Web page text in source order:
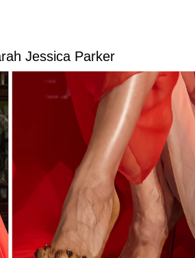
Jessica Parker